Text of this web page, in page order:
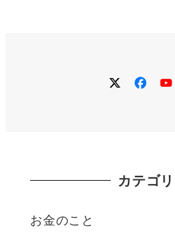
twitter
カテゴ
お金のこと